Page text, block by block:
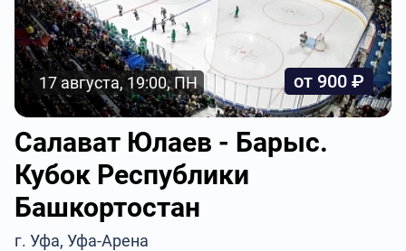
17 августа, 19:00, ПН от 900 ₽
Салават Юлаев - Барыс.
Кубок Республики
Башкортостан
г. Уфа, Уфа-Арена